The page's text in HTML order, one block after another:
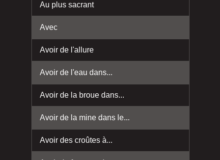
Au plus sacrant
Avec
Avoir de l'allure
Avoir de l'eau dans...
Avoir de la broue dans...
Avoir de la mine dans le...
Avoir des croûtes à...